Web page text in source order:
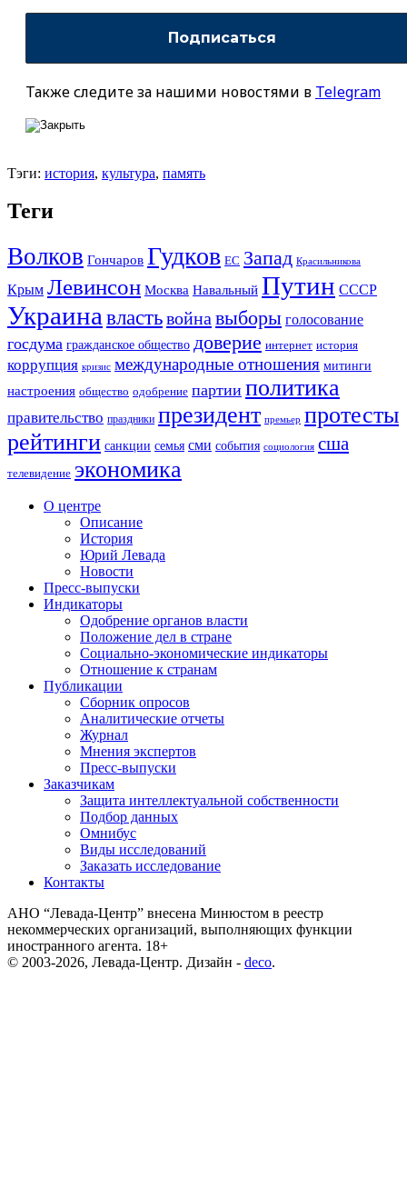
Также следите за нашими новостями в Telegram
Тэги: история, культура, память
Теги
Волков Гончаров Гудков ЕС Запад Красильникова
Крым Левинсон Москва Навальный Путин СССР
Украина властьвойна выборы голосование
госдума гражданское общество доверие интернет история
коррупция кризис международные отношения митинги
настроения общество одобрение партии политика
правительство праздники президент премьер протесты
рейтинги санкции семья сми события социология сша
телевидение экономика
О центре
Описание
История
Юрий Левада
Новости
Пресс-выпуски
Индикаторы
Одобрение органов власти
Положение дел в стране
Социально-экономические индикаторы
Отношение к странам
Публикации
Сборник опросов
Аналитические отчеты
Журнал
Мнения экспертов
Пресс-выпуски
Заказчикам
Защита интеллектуальной собственности
Подбор данных
Омнибус
Виды исследований
Заказать исследование
Контакты
АНО “Левада-Центр” внесена Минюстом в реестр
некоммерческих организаций, выполняющих функции
иностранного агента. 18+
© 2003-2026, Левада-Центр. Дизайн - deco.